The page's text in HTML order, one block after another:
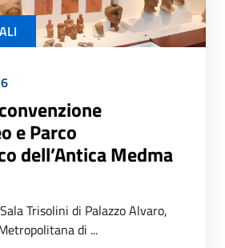
e Parco
dell’Antica Medma
Trisolini di Palazzo Alvaro,
di ...